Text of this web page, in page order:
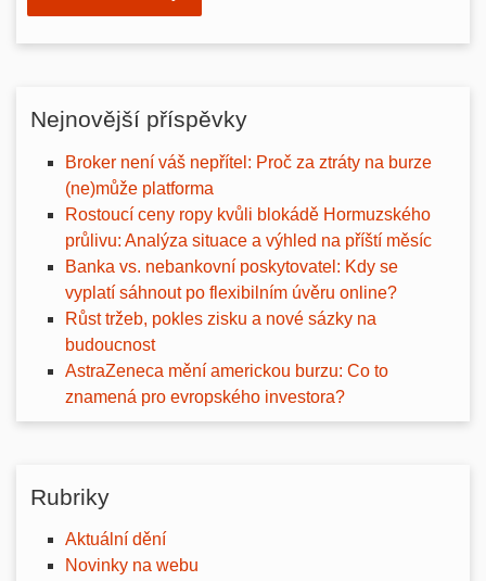
Nejnovější příspěvky
Broker není váš nepřítel: Proč za ztráty na burze
(ne)může platforma
Rostoucí ceny ropy kvůli blokádě Hormuzského
průlivu: Analýza situace a výhled na příští měsíc
Banka vs. nebankovní poskytovatel: Kdy se
vyplatí sáhnout po flexibilním úvěru online?
Růst tržeb, pokles zisku a nové sázky na
budoucnost
AstraZeneca mění americkou burzu: Co to
znamená pro evropského investora?
Rubriky
Aktuální dění
Novinky na webu